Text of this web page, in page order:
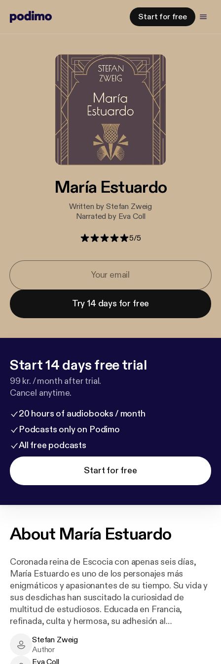
Start for free
María Estuardo
Written by Stefan Zweig
Narrated by Eva Coll
5/5
Try 14 days for free
Start 14 days free trial
99 kr. / month after trial.
Cancel anytime.
20 hours of audiobooks / month
Podcasts only on Podimo
All free podcasts
Start for free
About María Estuardo
Coronada reina de Escocia con apenas seis días,
María Estuardo es uno de los personajes más
enigmáticos y apasionantes de su tiempo. Su vida y
sus desdichas han suscitado la curiosidad de
multitud de estudiosos. Educada en Francia,
refinada, culta y hermosa, su adhesión al
protestantes, la complicada política sucesoria en
Inglaterra, así como la fragilidad política del reino de
Stefan Zweig - Author
Stefan Zweig
Author
Eva Coll